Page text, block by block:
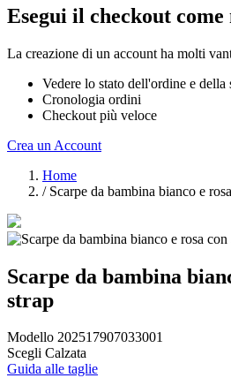
Esegui il checkout come
La creazione di un account ha molti
Vedere lo stato dell'ordine e della
Cronologia ordini
Checkout più veloce
Crea un Account
Home
/ Scarpe da bambina bianco e
Scarpe da bambina
strap
Modello 202517907033001
Scegli Calzata
Guida alle taglie